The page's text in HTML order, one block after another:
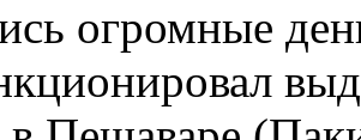
огромные